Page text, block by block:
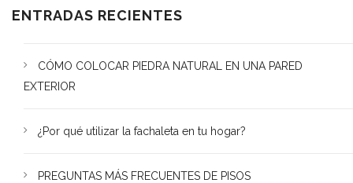
ENTRADAS RECIENTES
CÓMO COLOCAR PIEDRA NATURAL EN UNA PARED
EXTERIOR
¿Por qué utilizar la fachaleta en tu hogar?
PREGUNTAS MÁS FRECUENTES DE PISOS